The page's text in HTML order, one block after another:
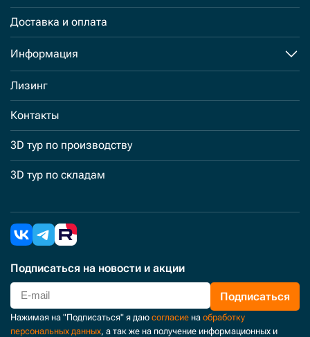
Доставка и оплата
Информация
Лизинг
Контакты
3D тур по производству
3D тур по складам
Подписаться на новости и акции
Подписаться
Нажимая на "Подписаться" я даю согласие на обработку
персональных данных, а так же на получение информационных и